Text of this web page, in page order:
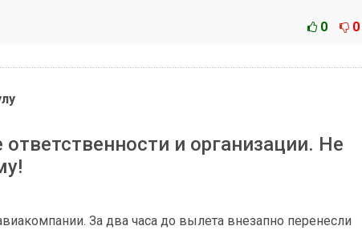
0 0
ответственности и организации. Не
За два часа до вылета внезапно перенесли